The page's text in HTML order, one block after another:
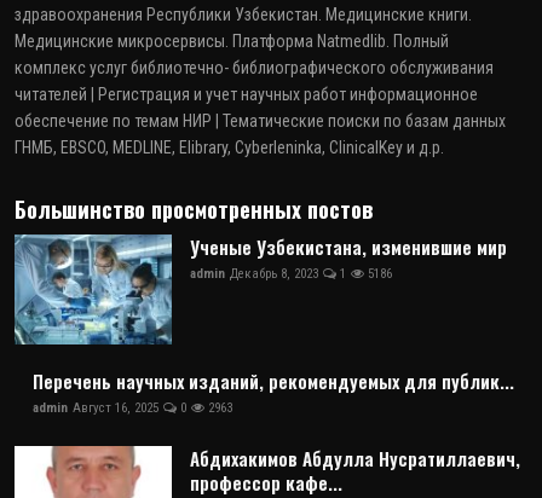
здравоохранения Республики Узбекистан. Медицинские книги.
Медицинские микросервисы. Платформа Natmedlib. Полный
комплекс услуг библиотечно- библиографического обслуживания
читателей | Регистрация и учет научных работ информационное
обеспечение по темам НИР | Тематические поиски по базам данных
ГНМБ, EBSCO, MEDLINE, Elibrary, Cyberleninka, ClinicalKey и д.р.
Большинство просмотренных постов
Ученые Узбекистана, изменившие мир
admin Декабрь 8, 2023 1 5186
Перечень научных изданий, рекомендуемых для публик...
admin Август 16, 2025 0 2963
Абдихакимов Абдулла Нусратиллаевич,
профессор кафе...